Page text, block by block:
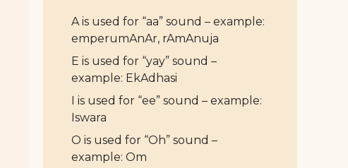
A is used for “aa” sound – example:
emperumAnAr, rAmAnuja
E is used for “yay” sound –
example: EkAdhasi
I is used for “ee” sound – example:
Iswara
O is used for “Oh” sound –
example: Om